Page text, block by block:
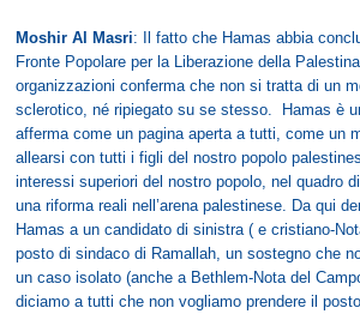
Moshir Al Masri: Il fatto che Hamas abbia
Fronte Popolare per la Liberazione della
organizzazioni conferma che non si tratta di un
sclerotico, né ripiegato su se stesso. Hamas è
afferma come un pagina aperta a tutti, come un
allearsi con tutti i figli del nostro popolo
interessi superiori del nostro popolo, nel quadro
una riforma reali nell’arena palestinese. Da qui
Hamas a un candidato di sinistra ( e cristiano-
posto di sindaco di Ramallah, un sostegno che
un caso isolato (anche a Bethlem-Nota del
diciamo a tutti che non vogliamo prendere il